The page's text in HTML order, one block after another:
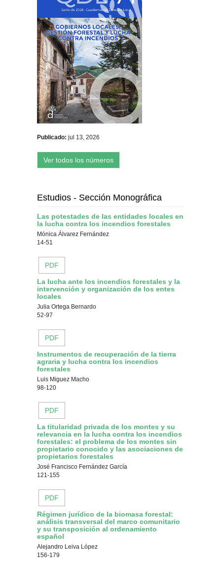
Publicado: jul 13, 2026
Ver todos los números
Estudios - Sección Monográfica
Las potestades de las entidades locales en
la lucha contra los incendios forestales
Mónica Álvarez Fernández
14-51
PDF
La lucha ante los incendios forestales y la
intervención y organización de los entes
locales
Julia Ortega Bernardo
52-97
PDF
Instrumentos de recuperación de la tierra
agraria y lucha contra los incendios
forestales
Luis Miguez Macho
98-120
PDF
La titularidad privada de los montes y su
relevancia en la lucha contra los incendios
forestales: el problema de los montes sin
propietario conocido y las asociaciones de
propietarios forestales
José Francisco Fernández García
121-155
PDF
Régimen jurídico de la biomasa forestal:
análisis transversal del marco comunitario
y su transposición al ordenamiento
español
Alejandro Leiva López
156-179